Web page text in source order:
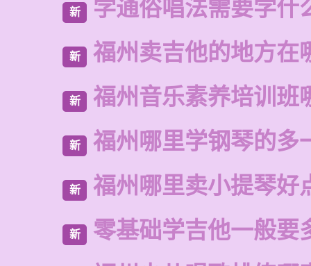
新 学通俗唱法需要学什
新 福州卖吉他的地方在
新 福州音乐素养培训班
新 福州哪里学钢琴的多
新 福州哪里卖小提琴好
新 零基础学吉他一般要